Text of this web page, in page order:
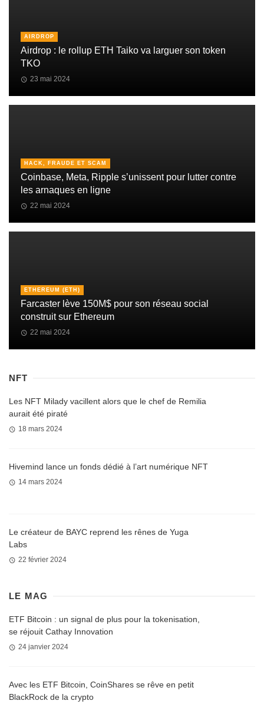
AIRDROP
Airdrop : le rollup ETH Taiko va larguer son token
TKO
23 mai 2024
HACK, FRAUDE ET SCAM
Coinbase, Meta, Ripple s’unissent pour lutter contre
les arnaques en ligne
22 mai 2024
ETHEREUM (ETH)
Farcaster lève 150M$ pour son réseau social
construit sur Ethereum
22 mai 2024
NFT
Les NFT Milady vacillent alors que le chef de Remilia
aurait été piraté
18 mars 2024
Hivemind lance un fonds dédié à l’art numérique NFT
14 mars 2024
Le créateur de BAYC reprend les rênes de Yuga
Labs
22 février 2024
LE MAG
ETF Bitcoin : un signal de plus pour la tokenisation,
se réjouit Cathay Innovation
24 janvier 2024
Avec les ETF Bitcoin, CoinShares se rêve en petit
BlackRock de la crypto